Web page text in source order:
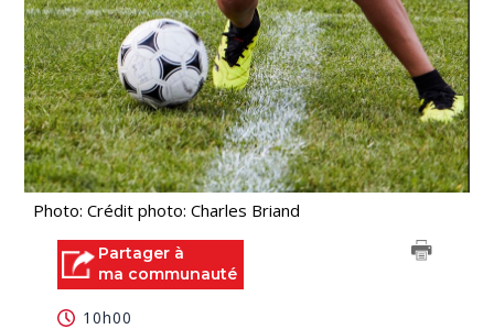
Photo: Crédit photo: Charles Briand
Partager à
ma communauté
10h00